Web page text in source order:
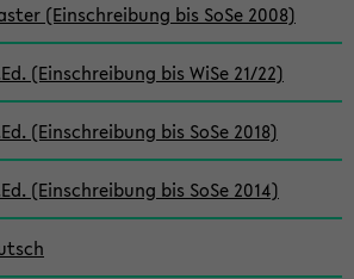
(Einschreibung bis SoSe 2008)
(Einschreibung bis WiSe 21/22)
(Einschreibung bis SoSe 2018)
(Einschreibung bis SoSe 2014)